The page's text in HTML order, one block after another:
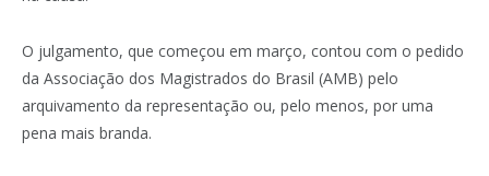
O julgamento, que começou em março, contou com o pedido
da Associação dos Magistrados do Brasil (AMB) pelo
arquivamento da representação ou, pelo menos, por uma
pena mais branda.